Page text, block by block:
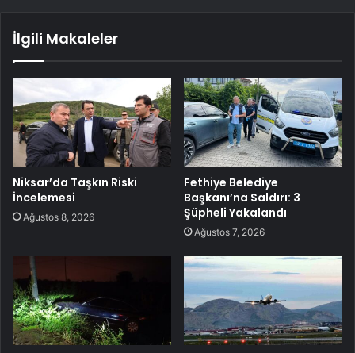
İlgili Makaleler
Niksar’da Taşkın Riski
İncelemesi
Ağustos 8, 2026
Fethiye Belediye
Başkanı’na Saldırı: 3
Şüpheli Yakalandı
Ağustos 7, 2026